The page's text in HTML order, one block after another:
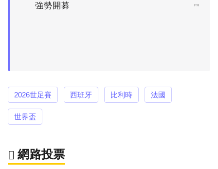
強勢開募
PR
2026世足賽 西班牙 比利時 法國
世界盃
網路投票